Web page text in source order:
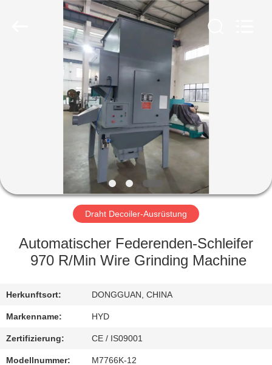
PRODUKTE
FABRIK-
AUSFLUG
QUALITÄTSKONTROLLE
TRETEN
SIE
MIT
UNS
Draht Decoiler-Ausrüstung
Automatischer Federenden-Schleifer
970 R/Min Wire Grinding Machine
Herkunftsort: DONGGUAN, CHINA
Markenname: HYD
Zertifizierung: CE / IS09001
Modellnummer: M7766K-12